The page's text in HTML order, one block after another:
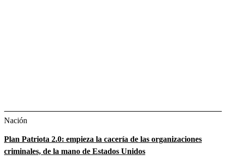
Nación
Plan Patriota 2.0: empieza la cacería de las organizaciones
criminales, de la mano de Estados Unidos